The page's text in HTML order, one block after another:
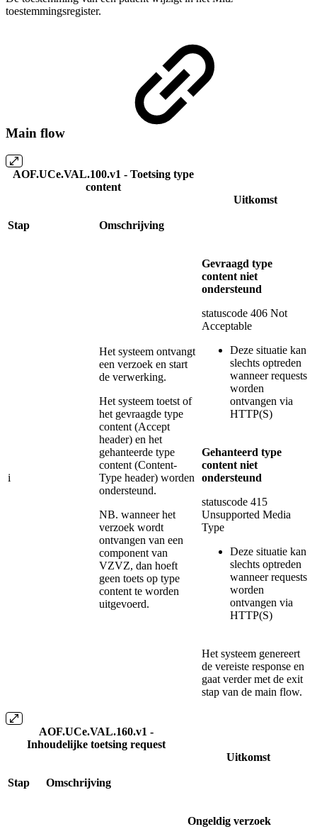
toestemmingsregister.
Main flow
AOF.UCe.VAL.100.v1 - Toetsing type
content
Uitkomst
Stap Omschrijving
i
Het systeem ontvangt
een verzoek en start
de verwerking.
Het systeem toetst of
het gevraagde type
content (Accept
header) en het
gehanteerde type
content (Content-
Type header) worden
ondersteund.
NB. wanneer het
verzoek wordt
ontvangen van een
component van
VZVZ, dan hoeft
geen toets op type
content te worden
uitgevoerd.
Gevraagd type
content niet
ondersteund
statuscode 406 Not
Acceptable
Deze situatie kan
slechts optreden
wanneer requests
worden
ontvangen via
HTTP(S)
Gehanteerd type
content niet
ondersteund
statuscode 415
Unsupported Media
Type
Deze situatie kan
slechts optreden
wanneer requests
worden
ontvangen via
HTTP(S)
Het systeem genereert
de vereiste response en
gaat verder met de exit
stap van de main flow.
AOF.UCe.VAL.160.v1 -
Inhoudelijke toetsing request
Uitkomst
Stap Omschrijving
Ongeldig verzoek